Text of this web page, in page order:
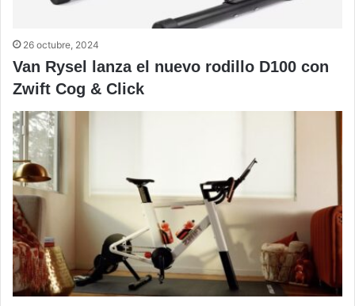
26 octubre, 2024
Van Rysel lanza el nuevo rodillo D100 con
Zwift Cog & Click